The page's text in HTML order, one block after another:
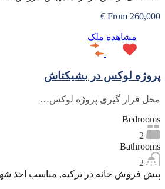
From 260,000 €
مشاهده ملک
پروژه لوکس در بشیکتاش
محل قرار گیری پروژه لوکس…
Bedrooms
2
Bathrooms
2
پیش فروش خانه در ترکیه, مناسب اخذ